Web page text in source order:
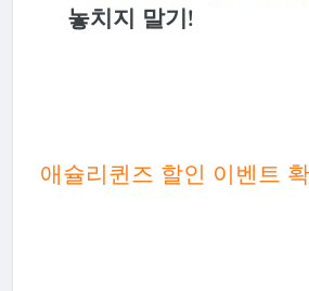
놓치지 말기!
애슐리퀸즈 할인 이벤트